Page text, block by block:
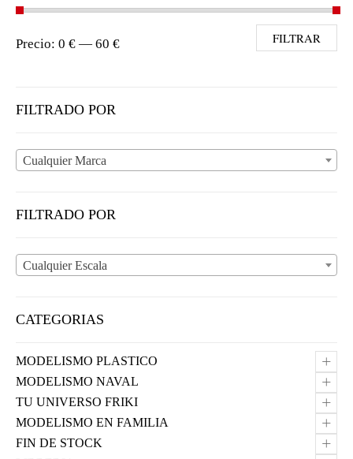
FILTRAR
Precio: 0 € — 60 €
FILTRADO POR
Cualquier Marca
FILTRADO POR
Cualquier Escala
CATEGORIAS
+
MODELISMO PLASTICO
+
MODELISMO NAVAL
+
TU UNIVERSO FRIKI
+
MODELISMO EN FAMILIA
+
FIN DE STOCK